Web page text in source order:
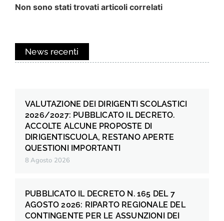
Non sono stati trovati articoli correlati
News recenti
VALUTAZIONE DEI DIRIGENTI SCOLASTICI
2026/2027: PUBBLICATO IL DECRETO.
ACCOLTE ALCUNE PROPOSTE DI
DIRIGENTISCUOLA, RESTANO APERTE
QUESTIONI IMPORTANTI
8 Agosto 2026
PUBBLICATO IL DECRETO N. 165 DEL 7
AGOSTO 2026: RIPARTO REGIONALE DEL
CONTINGENTE PER LE ASSUNZIONI DEI